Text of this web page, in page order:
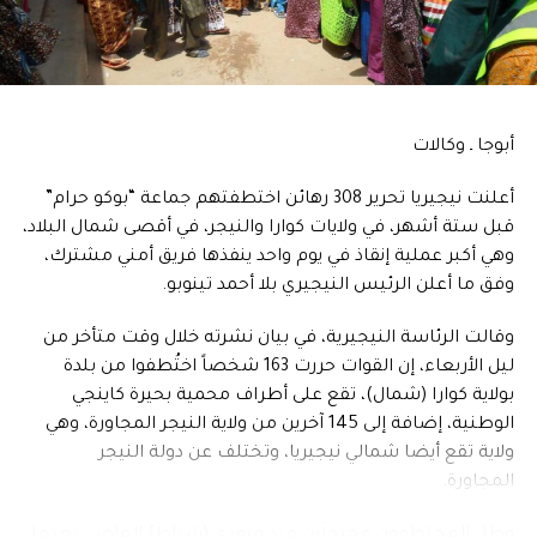
كذلك وقعت حوادث تتعلق بالمشجعين قبل المباراة. وذكرت
هيئة الإذاعة الهولندية أن العلم الفلسطيني انتزع من مبنى في
وسط المدينة، وأن شرطة مكافحة الشغب منعت المشجعين
كرويف أرينا حيث أقيمت المباراة.
أعلنت هيئة الملاحة الجوية الإسرائيلية اليوم أن الطائرة الأولى
المخصصة لإعادة المشجعين من هولندا أقلعت من مطار بن
غوريون في تل أبيب لتعيد مشجعين.
وقال بيان صادر عن مكتب بنيامين نتنياهو إن “الصور القاسية
للاعتداء على مواطنينا في أمستردام لن يتم تجاهلها”، وإن
نتنياهو “ينظر إلى الحادث المروّع بأقصى قدر من الجدية”.
وطالب البيان الحكومة الهولندية باتخاذ “إجراءات قوية
وسريعة” ضد المتورطين. وأضاف مكتب نتنياهو أنه دعا إلى
زيادة الأمن للمجتمع اليهودي في هولندا.
أبوجا ـ وكالات
أعلنت نيجيريا تحرير 308 رهائن اختطفتهم جماعة “بوكو حرام”
قبل ستة أشهر، في ولايات كوارا والنيجر، في أقصى شمال البلاد،
وهي أكبر عملية إنقاذ في يوم واحد ينفذها فريق أمني مشترك،
وفق ما أعلن الرئيس النيجيري بلا أحمد تينوبو.
وقالت الرئاسة النيجيرية، في بيان نشرته خلال وقت متأخر من
ليل الأربعاء، إن القوات حررت 163 شخصاً اختُطفوا من بلدة
بولاية كوارا (شمال)، تقع على أطراف محمية بحيرة كاينجي
الوطنية، إضافة إلى 145 آخرين من ولاية النيجر المجاورة، وهي
ولاية تقع أيضا شمالي نيجيريا، وتختلف عن دولة النيجر
المجاورة.